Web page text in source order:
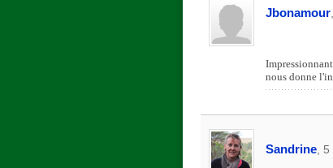
Jbonamour
nous donne
Sandrine, 5